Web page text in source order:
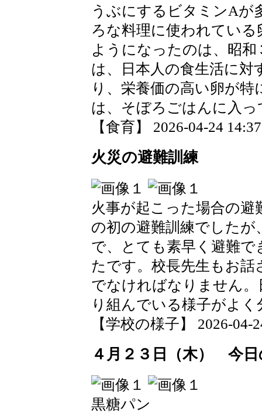
うぶにするビタミンAが
ろな料理に使われてい
ようになったのは、昭
は、日本人の食生活に
り、栄養価の高い卵が
は、そぼろごはんに入っ
【食育】 2026-04-24
火災の避難訓練
火事が起こった場合の
の初の避難訓練でした
で、とても素早く避難
たです。校長先生もお話
でなければなりません
り組んでいる様子がよ
【学校の様子】 2026-04-
４月２３日（木） 今日
黒糖パン